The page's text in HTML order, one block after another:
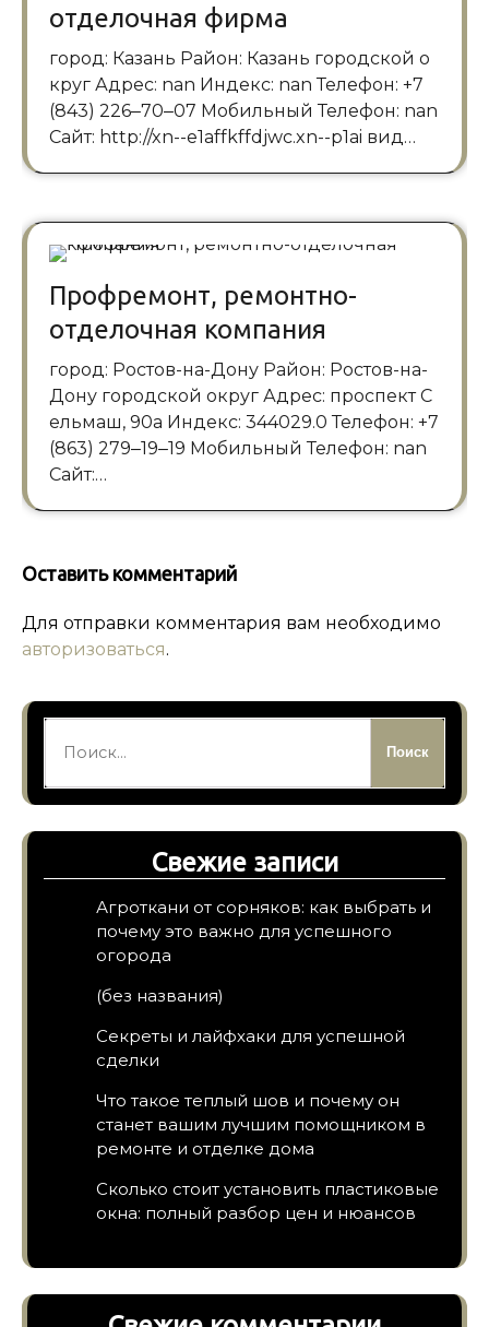
отделочная фирма
город: Казань Район: Казань городской о
круг Адрес: nan Индекс: nan Телефон: +7
(843) 226‒70‒07 Мобильный Телефон: nan
Сайт: http://xn--e1affkffdjwc.xn--p1ai вид…
Профремонт, ремонтно-
отделочная компания
город: Ростов-на-Дону Район: Ростов-на-
Дону городской округ Адрес: проспект С
ельмаш, 90а Индекс: 344029.0 Телефон: +7
(863) 279‒19‒19 Мобильный Телефон: nan
Сайт:…
Оставить комментарий
Для отправки комментария вам необходимо
авторизоваться.
Свежие записи
Агроткани от сорняков: как выбрать и
почему это важно для успешного
огорода
(без названия)
Секреты и лайфхаки для успешной
сделки
Что такое теплый шов и почему он
станет вашим лучшим помощником в
ремонте и отделке дома
Сколько стоит установить пластиковые
окна: полный разбор цен и нюансов